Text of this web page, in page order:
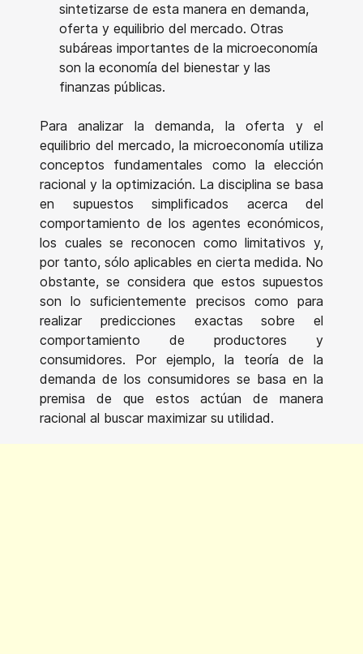
sintetizarse de esta manera en demanda,
oferta y equilibrio del mercado. Otras
subáreas importantes de la microeconomía
son la economía del bienestar y las
finanzas públicas.
Para analizar la demanda, la oferta y el
equilibrio del mercado, la microeconomía utiliza
conceptos fundamentales como la elección
racional y la optimización. La disciplina se basa
en supuestos simplificados acerca del
comportamiento de los agentes económicos,
los cuales se reconocen como limitativos y,
por tanto, sólo aplicables en cierta medida. No
obstante, se considera que estos supuestos
son lo suficientemente precisos como para
realizar predicciones exactas sobre el
comportamiento de productores y
consumidores. Por ejemplo, la teoría de la
demanda de los consumidores se basa en la
premisa de que estos actúan de manera
racional al buscar maximizar su utilidad.